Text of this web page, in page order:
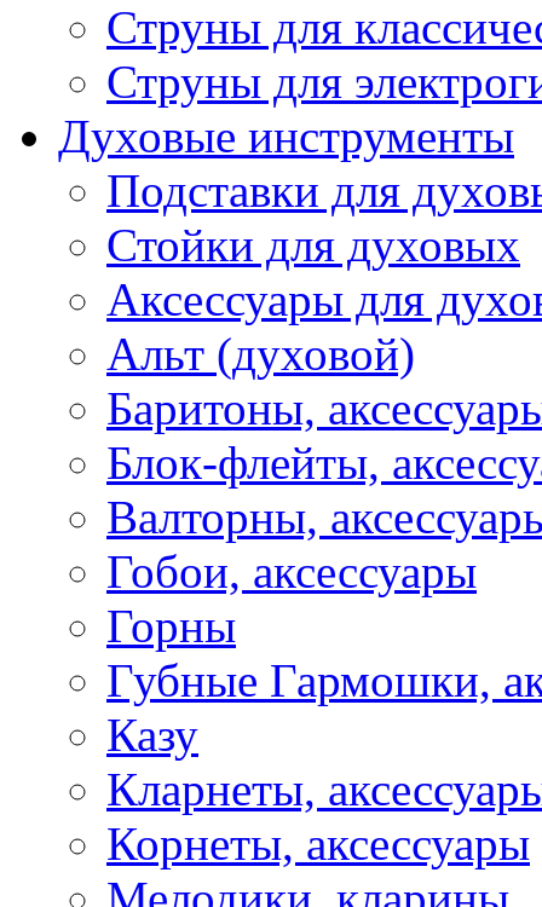
Струны для
Струны для
Духовые инструменты
Подставки для
Стойки для духовых
Аксессуары для
Альт (духовой)
Баритоны,
Блок-флейты,
Валторны,
Гобои, аксессуары
Горны
Губные Гармошки,
Казу
Кларнеты,
Корнеты, аксессуары